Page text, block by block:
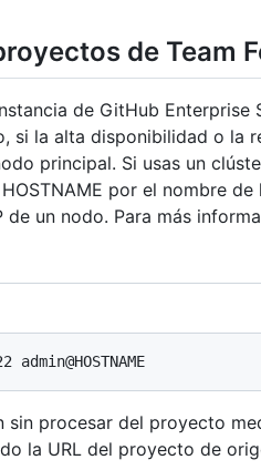
de Team
de GitHub
si la alta disponibilidad o la
principal. Si usas un
HOSTNAME por el nombre
de un nodo. Para más
sin procesar del proyecto
la URL del proyecto de